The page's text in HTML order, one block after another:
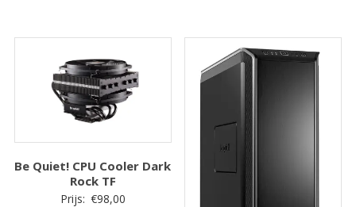
Be Quiet! CPU Cooler Dark
Rock TF
Prijs: €98,00